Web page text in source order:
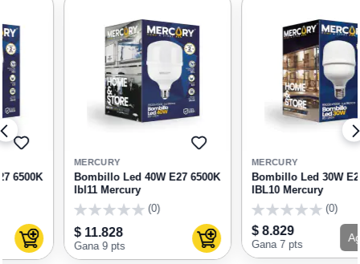
al carrito
AGREGAR
FAVORITOS
Bombillo Led 40W E27 6500K
Ibl11 Mercury
(0)
$ 11.828
Gana 9 pts Agregar al carrito
Bombillo Led 30W E27 6500K
IBL10 Mercury
(0)
$ 8.829
Gana 7 pts
Agotado